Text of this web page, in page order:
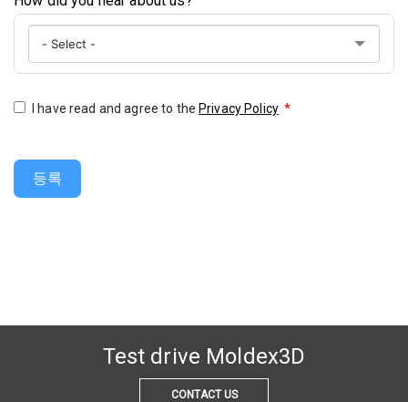
I have read and agree to the Privacy Policy *
등록
Test drive Moldex3D
CONTACT US